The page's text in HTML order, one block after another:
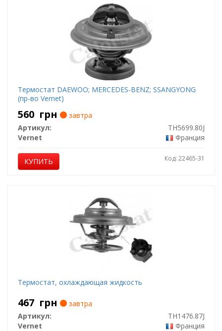
Термостат DAEWOO; MERCEDES-BENZ; SSANGYONG
(пр-во Vernet)
560 грн
завтра
Артикул:
TH5699.80J
Vernet
Франция
КУПИТЬ Код: 22465-31
Термостат, охлаждающая жидкость
467 грн
завтра
Артикул:
TH1476.87J
Vernet
Франция